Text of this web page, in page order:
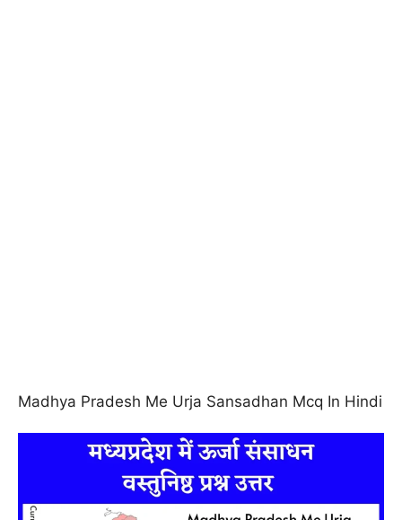
Madhya Pradesh Me Urja Sansadhan Mcq In Hindi